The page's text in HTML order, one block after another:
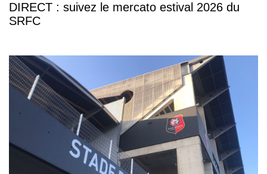
DIRECT : suivez le mercato estival 2026 du
SRFC